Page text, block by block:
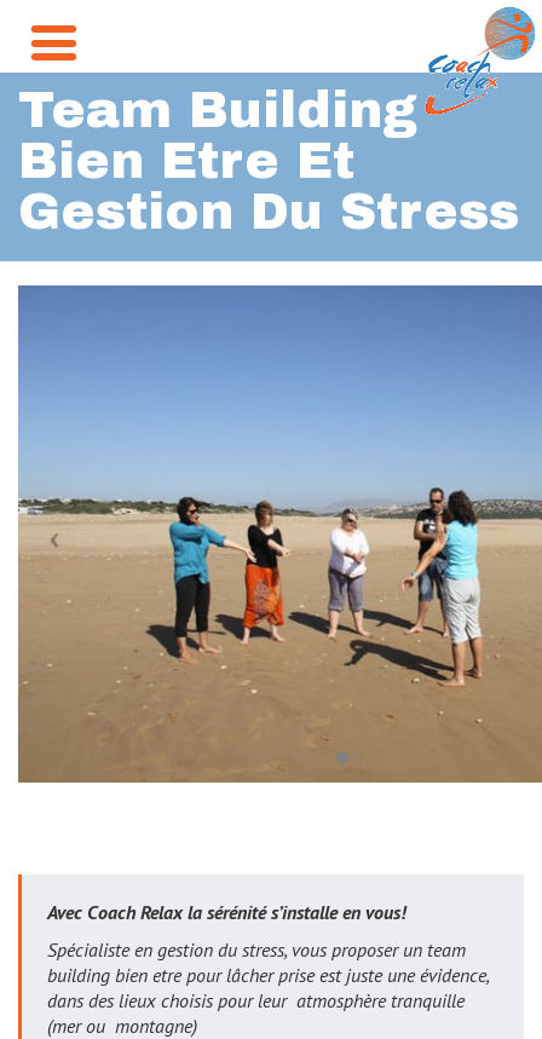
Team Building
Bien Etre Et
Gestion Du Stress
Avec Coach Relax la sérénité s’installe en vous!
Spécialiste en gestion du stress, vous proposer un team
building bien etre pour lâcher prise est juste une évidence,
dans des lieux choisis pour leur atmosphère tranquille
(mer ou montagne)